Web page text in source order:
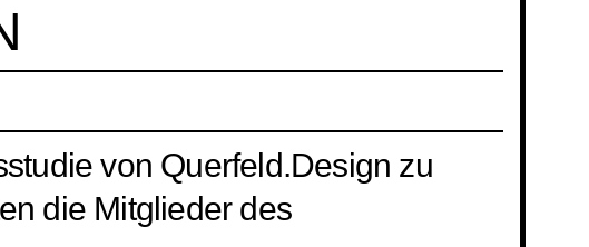
von Querfeld.Design zu
die Mitglieder des